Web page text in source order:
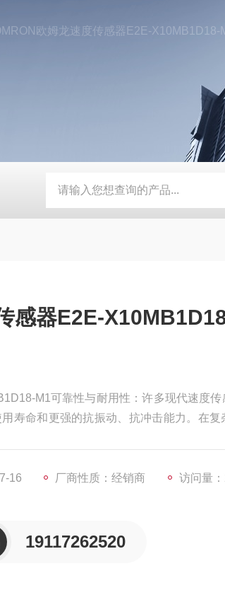
欧姆龙速度传感器E2E-X10MB1D18-
ZK2-ZSEA-A *皮尔兹PILZ安全激光扫描仪
感器E2E-
M1可靠性与耐用性：许多现代速度
寿命和更强的抗振动、抗冲击能力。在
16 厂商性质：经销商 访问量
19117262520